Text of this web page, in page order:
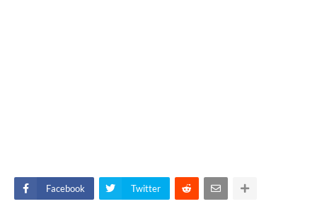
Facebook Twitter